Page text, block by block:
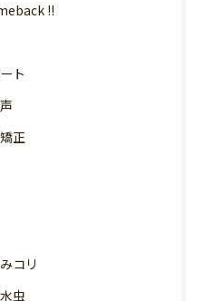
!!
ト
正
コリ
虫